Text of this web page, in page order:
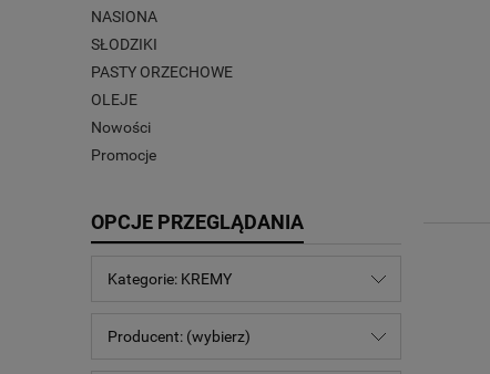
NASIONA
SŁODZIKI
PASTY ORZECHOWE
OLEJE
Nowości
Promocje
OPCJE PRZEGLĄDANIA
Kategorie: KREMY
Producent: (wybierz)